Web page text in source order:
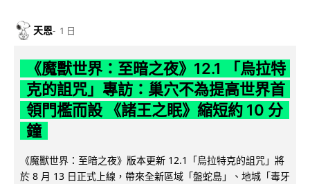
天恩 1 日
《魔獸世界：至暗之夜》12.1 「烏拉特
克的詛咒」專訪：巢穴不為提高世界首
領門檻而設 《諸王之眠》縮短約 10 分
鐘
《魔獸世界：至暗之夜》版本更新 12.1「烏拉特克的詛咒」將
於 8 月 13 日正式上線，帶來全新區域「盤蛇島」、地城「毒牙